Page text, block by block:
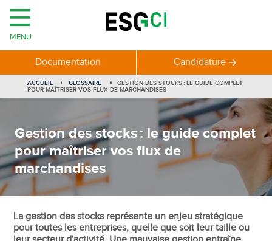
Gestion des stocks : le guide complet
pour maîtriser vos flux de
marchandises
ACCUEIL GLOSSAIRE
GESTION DES STOCKS : LE GUIDE COMPLET
POUR MAÎTRISER VOS FLUX DE MARCHANDISES
La gestion des stocks représente un enjeu stratégique
pour toutes les entreprises, quelle que soit leur taille ou
MENU
Documentation Candidature